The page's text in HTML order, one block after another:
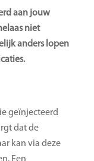
aan jouw
niet
anders lopen
geïnjecteerd
dat de
kan via deze
Een